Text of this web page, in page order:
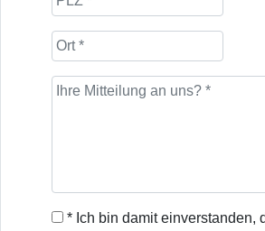
* Ich bin damit einverstanden,